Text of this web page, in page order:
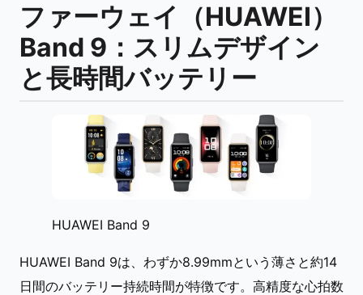
ファーウェイ（HUAWEI）
Band 9：スリムデザイン
と長時間バッテリー
HUAWEI Band 9
HUAWEI Band 9は、わずか8.99mmという薄さと約14
日間のバッテリー持続時間が特徴です。高精度な心拍数